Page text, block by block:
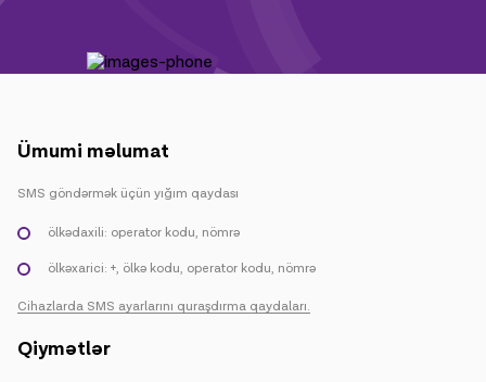
Ümumi məlumat
SMS göndərmək üçün yığım qaydası
ölkədaxili: operator kodu, nömrə
ölkəxarici: +, ölkə kodu, operator kodu, nömrə
Cihazlarda SMS ayarlarını quraşdırma qaydaları.
Qiymətlər